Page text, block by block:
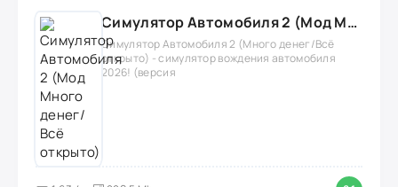
Симулятор Автомобиля 2 (Мод Много денег/Всё открыто)
Симулятор Автомобиля 2 (Много денег/Всё
открыто) - симулятор вождения автомобиля
2026! (версия